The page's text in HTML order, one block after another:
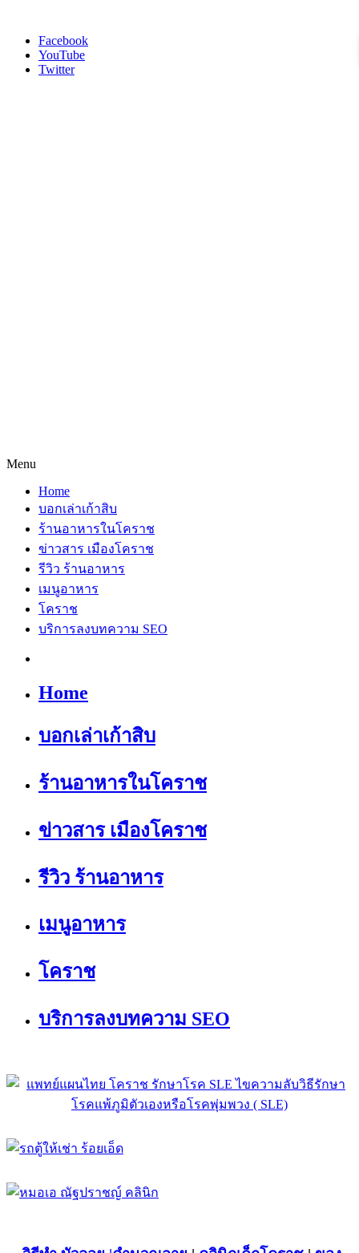
Facebook
YouTube
Twitter
Menu
Home
บอกเล่าเก้าสิบ
ร้านอาหารในโคราช
ข่าวสาร เมืองโคราช
รีวิว ร้านอาหาร
เมนูอาหาร
โคราช
บริการลงบทความ SEO
Home
บอกเล่าเก้าสิบ
ร้านอาหารในโคราช
ข่าวสาร เมืองโคราช
รีวิว ร้านอาหาร
เมนูอาหาร
โคราช
บริการลงบทความ SEO